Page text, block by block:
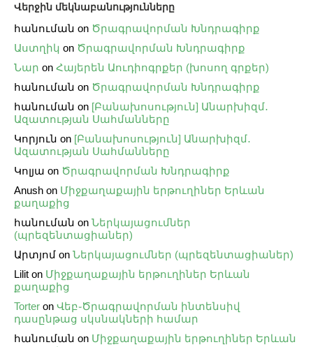
Վերջին մեկնաբանությունները
հանուման on Ծրագրավորման Խնդրագիրք
Աստղիկ on Ծրագրավորման Խնդրագիրք
Նար on Հայերեն Աուդիոգրքեր (խոսող գրքեր)
հանուման on Ծրագրավորման Խնդրագիրք
հանուման on [Բանախոսություն] Անարխիզմ․
Ազատության Սահմանները
Կորյուն on [Բանախոսություն] Անարխիզմ․
Ազատության Սահմանները
Կոլյա on Ծրագրավորման Խնդրագիրք
Anush on Միջքաղաքային երթուղիներ Երևան
քաղաքից
հանուման on Ներկայացումներ
(պրեզենտացիաներ)
Արտյոմ on Ներկայացումներ (պրեզենտացիաներ)
Lilit on Միջքաղաքային երթուղիներ Երևան
քաղաքից
Torter on Վեբ֊Ծրագրավորման ինտենսիվ
դասընթաց սկսնակների համար
հանուման on Միջքաղաքային երթուղիներ Երևան